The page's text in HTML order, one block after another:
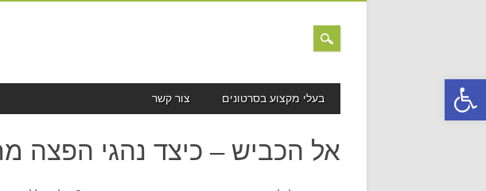
פתח סרגל נגישות MAIN MENU
בעלי מקצוע בסרטונים צור קשר
אל הכביש – כיצד נהגי הפצה